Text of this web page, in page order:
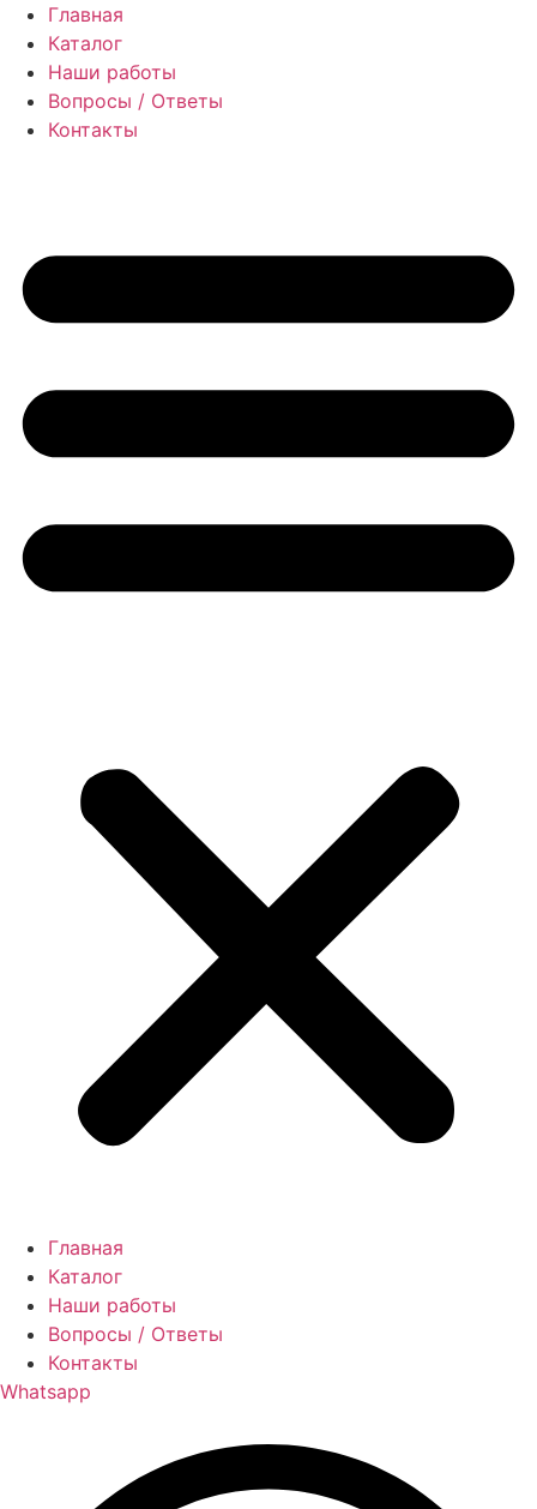
Перейти
содержимому
Главная
Каталог
Наши работы
Вопросы / Ответы
Контакты
Главная
Каталог
Наши работы
Вопросы / Ответы
Контакты
Whatsapp